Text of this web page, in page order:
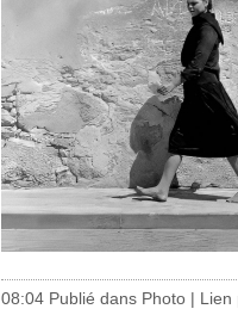
08:04 Publié dans Photo | Lien